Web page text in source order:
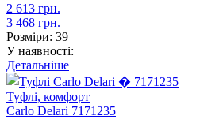
2 613 грн.
3 468 грн.
Розміри: 39
У наявності:
Детальніше
Туфлі, комфорт
Carlo Delari 7171235